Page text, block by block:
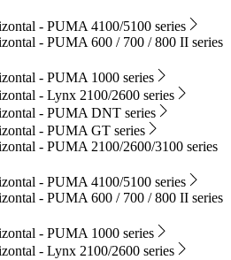
- PUMA 4100/5100 series
- PUMA 600 / 700 / 800 II series
- PUMA 1000 series
- Lynx 2100/2600 series
- PUMA DNT series
- PUMA GT series
- PUMA 2100/2600/3100 series
- PUMA 4100/5100 series
- PUMA 600 / 700 / 800 II series
- PUMA 1000 series
- Lynx 2100/2600 series